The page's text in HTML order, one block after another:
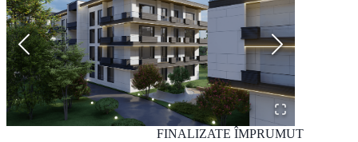
FINALIZATE ÎMPRUMUT